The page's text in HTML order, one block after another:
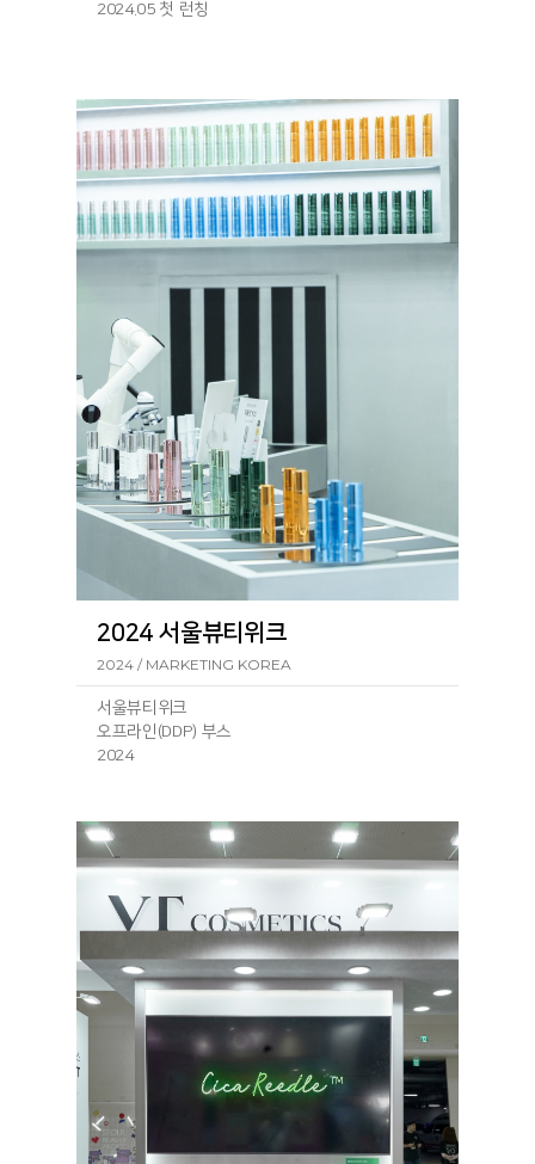
2024.05 첫 런칭
key=20240524001346358
매진 기
사: https://fashionbiz.co.kr/article/210952
2024 서울뷰티위크
2024 / MARKETING KOREA
서울뷰티위크
오프라인(DDP) 부스
2024